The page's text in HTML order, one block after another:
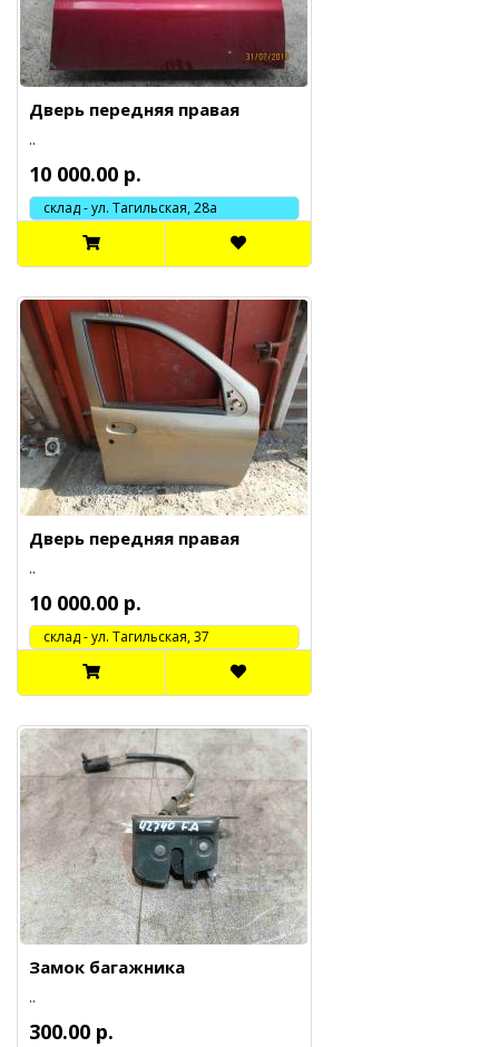
Дверь передняя правая
..
10 000.00 р.
склад - ул. Тагильская, 28а
Дверь передняя правая
..
10 000.00 р.
cклад - ул. Тагильская, 37
Замок багажника
..
300.00 р.